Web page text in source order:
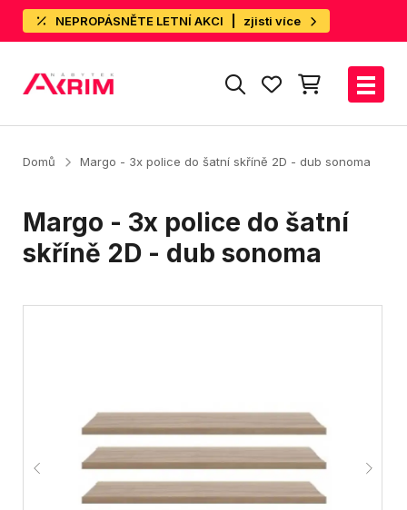
NEPROPÁSNĚTE LETNÍ AKCI zjisti více
Domů Margo - 3x police do šatní skříně 2D - dub sonoma
Margo - 3x police do šatní
skříně 2D - dub sonoma